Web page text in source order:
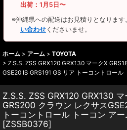
出荷：1月5日〜
※沖縄県への配送はお見積りとなりま
い合わせくださいませ。
ホーム > アーム > TOYOTA
> Z.S.S. ZSS GRX120 GRX130 マークX
GSE20 IS GRS191 GS リア トーコントロール
Z.S.S. ZSS GRX120 GRX130
GRS200 クラウン レクサス
トーコントロール トーコン ア
[ZSSB0376]